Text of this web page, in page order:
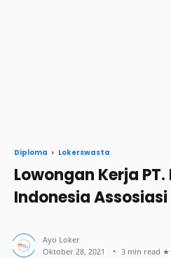
Diploma Lokerswasta
Lowongan Kerja
Indonesia
3 min read